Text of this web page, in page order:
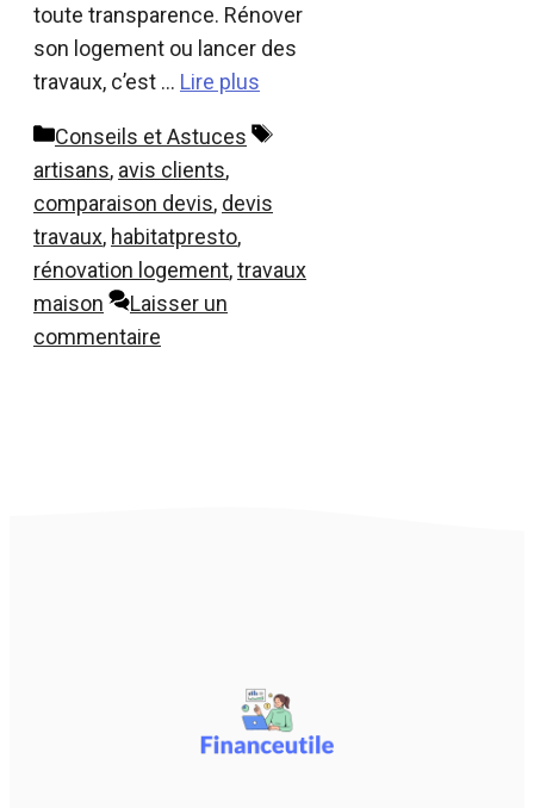
toute transparence. Rénover
son logement ou lancer des
travaux, c’est … Lire plus
Catégories
Conseils et Astuces
Étiquettes
artisans, avis clients,
comparaison devis, devis
travaux, habitatpresto,
rénovation logement,travaux
maison
Laisser un
commentaire